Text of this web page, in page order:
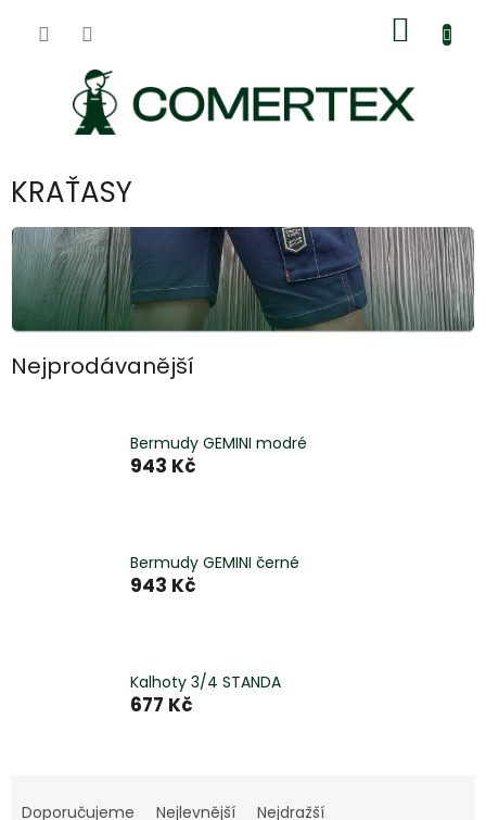
košík
KRAŤASY
Nejprodávanější
Bermudy GEMINI modré
943 Kč
Bermudy GEMINI černé
943 Kč
Kalhoty 3/4 STANDA
677 Kč
aDoporučujeme Nejlevnější
Nejdražší